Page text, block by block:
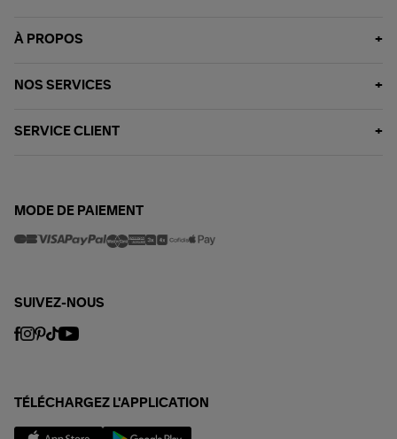
À PROPOS
NOS SERVICES
SERVICE CLIENT
MODE DE PAIEMENT
SUIVEZ-NOUS
TÉLÉCHARGEZ L'APPLICATION